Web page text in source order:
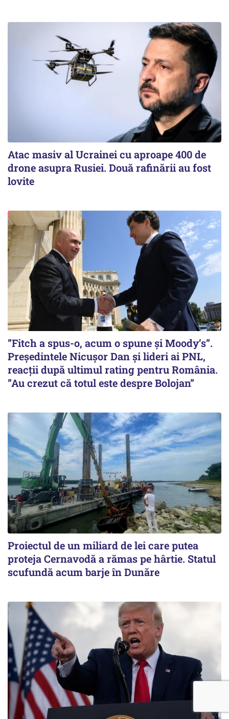
Atac masiv al Ucrainei cu aproape 400 de
drone asupra Rusiei. Două rafinării au fost
lovite
”Fitch a spus-o, acum o spune și Moody’s”.
Președintele Nicușor Dan și lideri ai PNL,
reacții după ultimul rating pentru România.
”Au crezut că totul este despre Bolojan”
Proiectul de un miliard de lei care putea
proteja Cernavodă a rămas pe hârtie. Statul
scufundă acum barje în Dunăre